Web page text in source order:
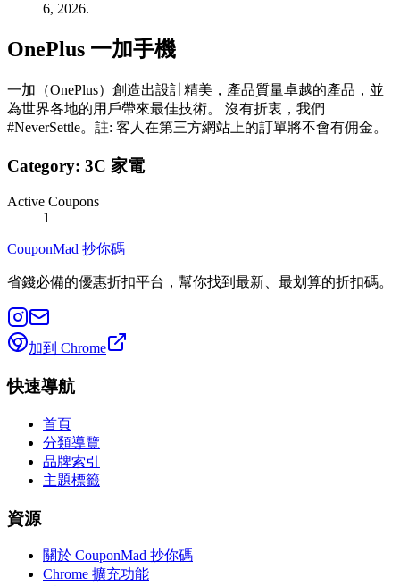
6, 2026.
OnePlus 一加手機
一加（OnePlus）創造出設計精美，產品質量卓越的產品，並
為世界各地的用戶帶來最佳技術。 沒有折衷，我們
#NeverSettle。註: 客人在第三方網站上的訂單將不會有佣金。
Category: 3C 家電
Active Coupons
1
CouponMad 抄你碼
省錢必備的優惠折扣平台，幫你找到最新、最划算的折扣碼。
加到 Chrome
快速導航
首頁
分類導覽
品牌索引
主題標籤
資源
關於 CouponMad 抄你碼
Chrome 擴充功能